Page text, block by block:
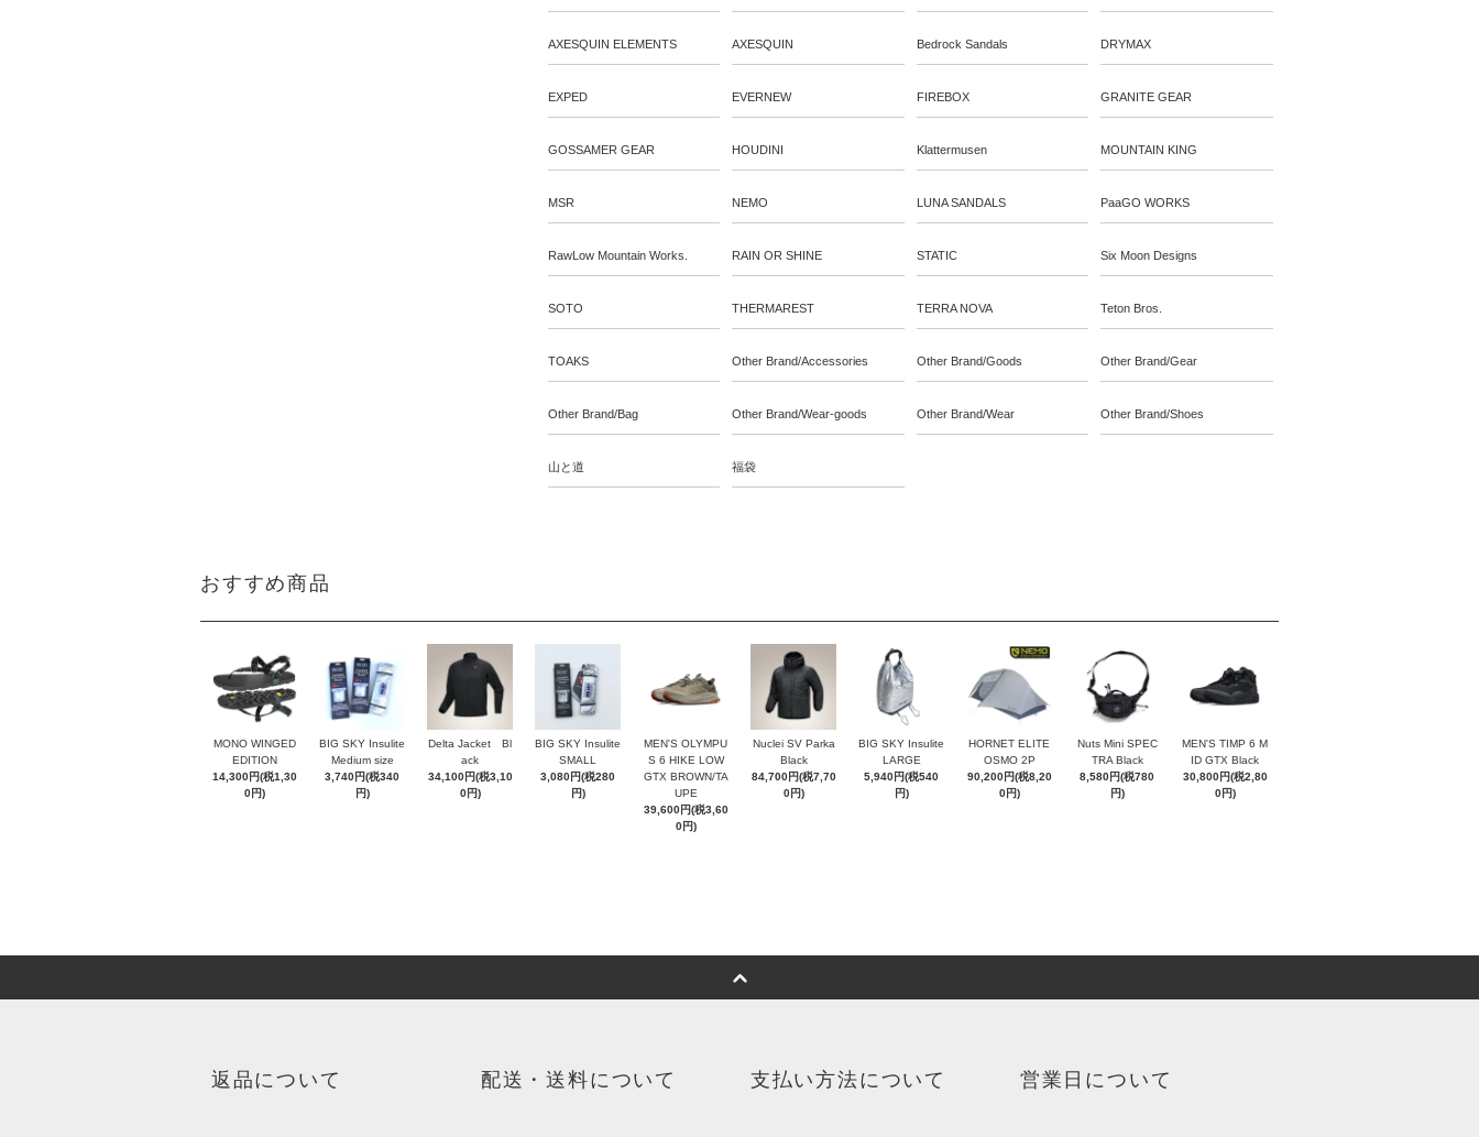
AXESQUIN ELEMENTS AXESQUIN Bedrock Sandals DRYMAX
EXPED EVERNEW FIREBOX GRANITE GEAR
GOSSAMER GEAR HOUDINI Klattermusen MOUNTAIN KING
MSR NEMO LUNA SANDALS PaaGO WORKS
RawLow Mountain Works. RAIN OR SHINE STATIC Six Moon Designs
SOTO THERMAREST TERRA NOVA Teton Bros.
TOAKS Other Brand/Accessories Other Brand/Goods Other Brand/Gear
Other Brand/Bag Other Brand/Wear-goods Other Brand/Wear Other Brand/Shoes
山と道 福袋
おすすめ商品
MONO WINGED
EDITION
14,300円(税1,30
0円)
BIG SKY Insulite
Medium size
3,740円(税340
円)
Delta Jacket Bl
ack
34,100円(税3,10
0円)
BIG SKY Insulite
SMALL
3,080円(税280
円)
MEN'S OLYMPU
S 6 HIKE LOW
GTX BROWN/TA
UPE
39,600円(税3,60
0円)
Nuclei SV Parka
Black
84,700円(税7,70
0円)
BIG SKY Insulite
LARGE
5,940円(税540
円)
HORNET ELITE
OSMO 2P
90,200円(税8,20
0円)
Nuts Mini SPEC
TRA Black
8,580円(税780
円)
MEN'S TIMP 6 M
ID GTX Black
30,800円(税2,80
0円)
返品について 配送・送料について 支払い方法について 営業日について